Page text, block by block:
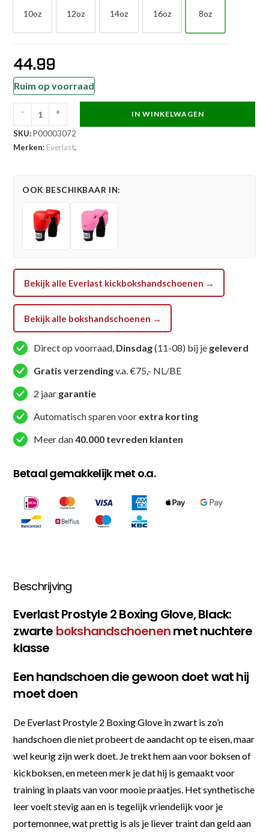
10oz
10oz
12oz
12oz
14oz
14oz
16oz
16oz
8oz
8oz
44.99
Ruim op voorraad
Everlast
Bokshandschoen
-
Zwart
aantal
- + IN WINKELWAGEN
SKU:P00003072
Merken: Everlast.
OOK BESCHIKBAAR IN:
Bekijk alle Everlast kickbokshandschoenen →
Bekijk alle bokshandschoenen →
Direct op voorraad, Dinsdag(11-08) bij je geleverd
Gratis verzendingv.a. €75,- NL/BE
2 jaar garantie
Automatisch sparen voor extra korting
Meer dan40.000 tevreden klanten
Betaal gemakkelijk met o.a.
Beschrijving
Everlast Prostyle 2 Boxing Glove, Black:
zwarte bokshandschoenenmet nuchtere
klasse
Een handschoen die gewoon doet wat hij
moet doen
De Everlast Prostyle 2 Boxing Glove in zwart is zo’n
handschoen die niet probeert de aandacht op te eisen, maar
wel keurig zijn werk doet. Je trekt hem aan voor boksen of
kickboksen, en meteen merk je dat hij is gemaakt voor
training in plaats van voor mooie praatjes. Het synthetische
leer voelt stevig aan en is tegelijk vriendelijk voor je
portemonnee, wat prettig is als je liever traint dan geld aan